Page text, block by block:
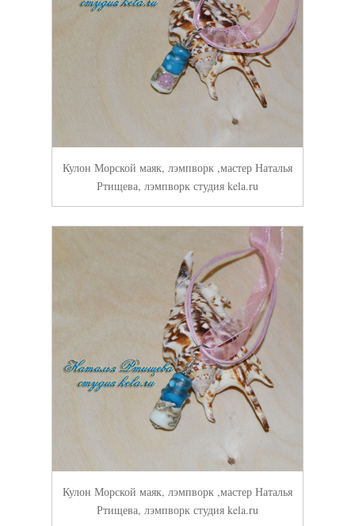
Кулон Морской маяк, лэмпворк ,мастер Наталья
Ртищева, лэмпворк студия kela.ru
Кулон Морской маяк, лэмпворк ,мастер Наталья
Ртищева, лэмпворк студия kela.ru